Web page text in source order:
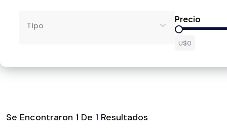
Tipo
Precio
U$0
Se Encontraron 1 De 1 Resultados